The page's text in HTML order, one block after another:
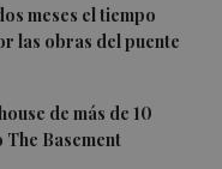
meses el tiempo
las obras del puente
de más de 10
The Basement